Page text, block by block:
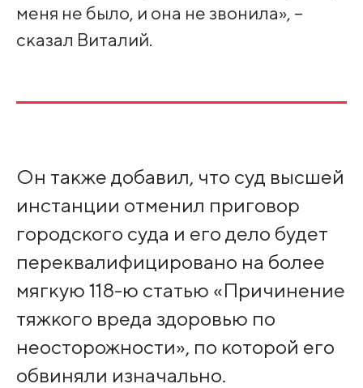
меня не было, и она не звонила», –
сказал Виталий.
Он также добавил, что суд высшей
инстанции отменил приговор
городского суда и его дело будет
переквалифицировано на более
мягкую 118-ю статью «Причинение
тяжкого вреда здоровью по
неосторожности», по которой его
обвиняли изначально.